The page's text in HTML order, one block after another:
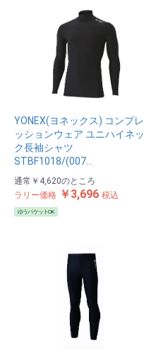
YONEX(ヨネックス) コンプレ
ッションウェア ユニハイネッ
ク長袖シャツ
STBF1018/(007…
通常 ￥4,620のところ
ラリー価格 ￥3,696 税込
ゆうパケットOK